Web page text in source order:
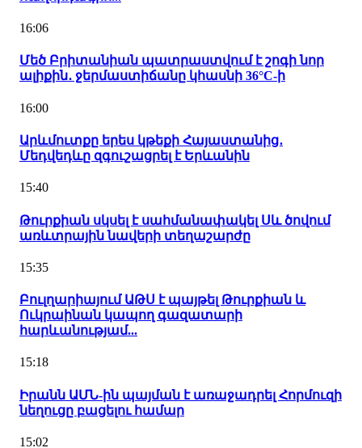
16:06
Մեծ Բրիտանիան պատրաստվում է շոգի նոր
ալիքին․ ջերմաստիճանը կհասնի 36°C-ի
16:00
Արևմուտքը երես կթեքի Հայաստանից․
Մեդվեդևը զգուշացրել է Երևանին
15:40
Թուրքիան սկսել է սահմանափակել Սև ծովում
առևտրային նավերի տեղաշարժը
15:35
Բուլղարիայում ԱԹՍ է պայթել Թուրքիան և
Ուկրաինան կապող գազատարի
հարևանությամ...
15:18
Իրանն ԱՄՆ-ին պայման է առաջադրել Հորմուզի
նեղուցը բացելու համար
15:02